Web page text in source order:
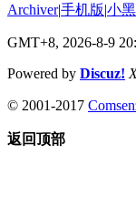
Archiver|手机版|小
GMT+8, 2026-8-9
Powered by Discuz!
© 2001-2017
返回顶部